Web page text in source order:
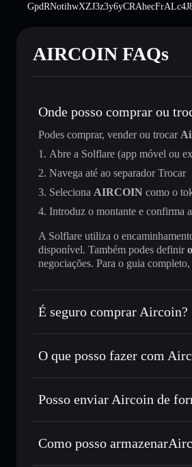
AIRCOIN FAQs
Onde posso comprar ou
Podes comprar, vender ou trocar
Abre a Solflare (app móvel ou
Navega até ao separador Trocar
Seleciona AIRCOIN como o
Introduz o montante e confirma
A Solflare utiliza o
disponível. Também podes definir
negociações. Para o guia
É seguro comprar Aircoin?
Aircoin token verificado
O que posso fazer com
Aircoin
Carteira Solflare
Trocar instantaneamente—
Utilizar DCA— investir de
Posso enviar Aircoin de
Carteira Solflare
Como posso